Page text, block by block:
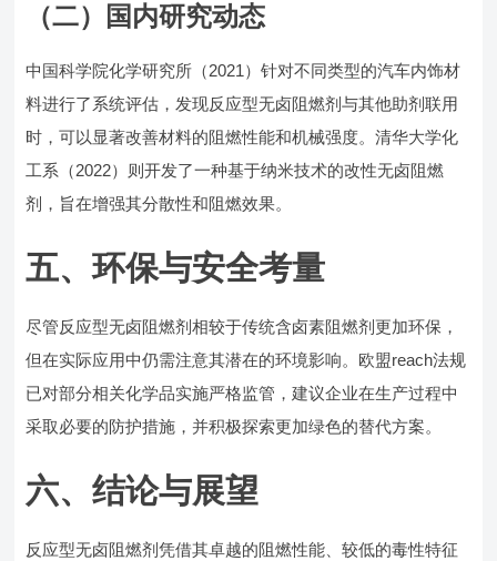
（二）国内研究动态
中国科学院化学研究所（2021）针对不同类型的汽车内饰材
料进行了系统评估，发现反应型无卤阻燃剂与其他助剂联用
时，可以显著改善材料的阻燃性能和机械强度。清华大学化
工系（2022）则开发了一种基于纳米技术的改性无卤阻燃
剂，旨在增强其分散性和阻燃效果。
五、环保与安全考量
尽管反应型无卤阻燃剂相较于传统含卤素阻燃剂更加环保，
但在实际应用中仍需注意其潜在的环境影响。欧盟reach法规
已对部分相关化学品实施严格监管，建议企业在生产过程中
采取必要的防护措施，并积极探索更加绿色的替代方案。
六、结论与展望
反应型无卤阻燃剂凭借其卓越的阻燃性能、较低的毒性特征